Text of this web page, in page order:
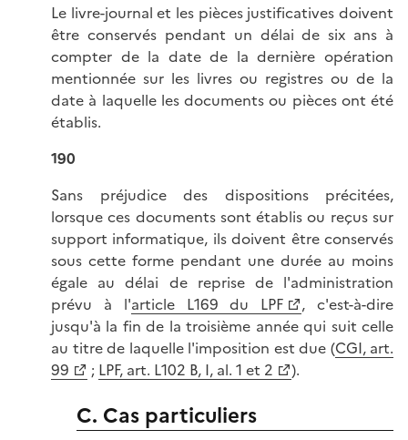
Le livre-journal et les pièces justificatives doivent
être conservés pendant un délai de six ans à
compter de la date de la dernière opération
mentionnée sur les livres ou registres ou de la
date à laquelle les documents ou pièces ont été
établis.
190
Sans préjudice des dispositions précitées,
lorsque ces documents sont établis ou reçus sur
support informatique, ils doivent être conservés
sous cette forme pendant une durée au moins
égale au délai de reprise de l'administration
prévu à l'article L169 du LPF
, c'est-à-dire
jusqu'à la fin de la troisième année qui suit celle
au titre de laquelle l'imposition est due (CGI, art.
99
; LPF, art. L102 B, I, al. 1 et 2 ).
C. Cas particuliers